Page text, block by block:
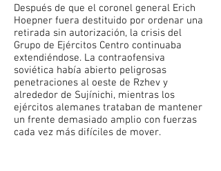
Después de que el coronel general Erich
Hoepner fuera destituido por ordenar una
retirada sin autorización, la crisis del
Grupo de Ejércitos Centro continuaba
extendiéndose. La contraofensiva
soviética había abierto peligrosas
penetraciones al oeste de Rzhev y
alrededor de Sujínichi, mientras los
ejércitos alemanes trataban de mantener
un frente demasiado amplio con fuerzas
cada vez más difíciles de mover.